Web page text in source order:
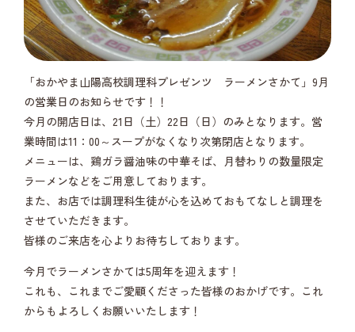
「おかやま山陽高校調理科プレゼンツ ラーメンさかて」9月
の営業日のお知らせです！！
今月の開店日は、21日（土）22日（日）のみとなります。営
業時間は11：00～スープがなくなり次第閉店となります。
メニューは、鶏ガラ醤油味の中華そば、月替わりの数量限定
ラーメンなどをご用意しております。
また、お店では調理科生徒が心を込めておもてなしと調理を
させていただきます。
皆様のご来店を心よりお待ちしております。
今月でラーメンさかては5周年を迎えます！
これも、これまでご愛顧くださった皆様のおかげです。これ
からもよろしくお願いいたします！